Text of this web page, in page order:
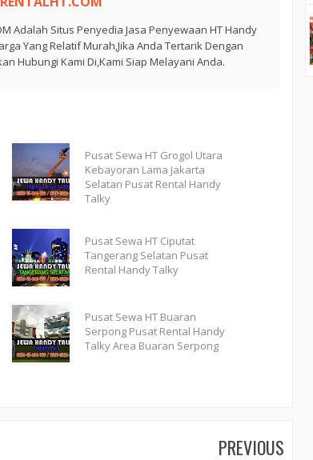
Adalah Situs Penyedia Jasa Penyewaan HT Handy
Yang Relatif Murah,Jika Anda Tertarik Dengan
Hubungi Kami Di,Kami Siap Melayani Anda.
Pusat Sewa HT Grogol Utara
Kebayoran Lama Jakarta
Selatan Pusat Rental Handy
Talky
Pusat Sewa HT Ciputat
Tangerang Selatan Pusat
Rental Handy Talky
Pusat Sewa HT Buaran
Serpong Pusat Rental Handy
Talky Area Buaran Serpong
PREVIOUS